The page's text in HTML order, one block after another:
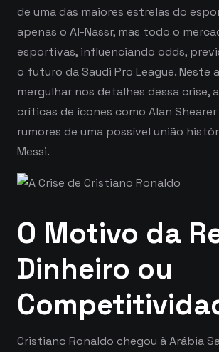
de uma das maiores estrelas do
apenas o Al-Nassr, mas todo o
esportivas, influenciando odds,
o futuro da Saudi Pro League. Neste
mergulhar nos detalhes dessa crise,
críticas de ícones como Alan
rumores de uma possível união
Messi.
O Motivo da
Dinheiro ou
Cristiano Ronaldo chegou à Arábia